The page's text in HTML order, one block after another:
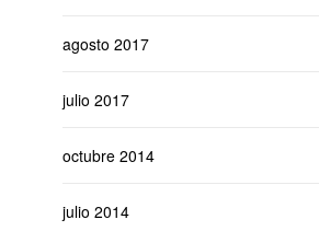
agosto 2017
julio 2017
octubre 2014
julio 2014